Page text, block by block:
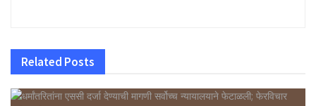
Related Posts